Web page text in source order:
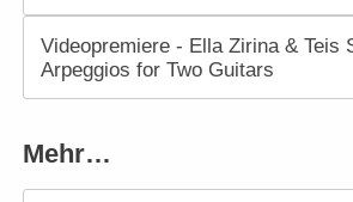
Videopremiere - Ella Zirina & Teis
Arpeggios for Two Guitars
Mehr…